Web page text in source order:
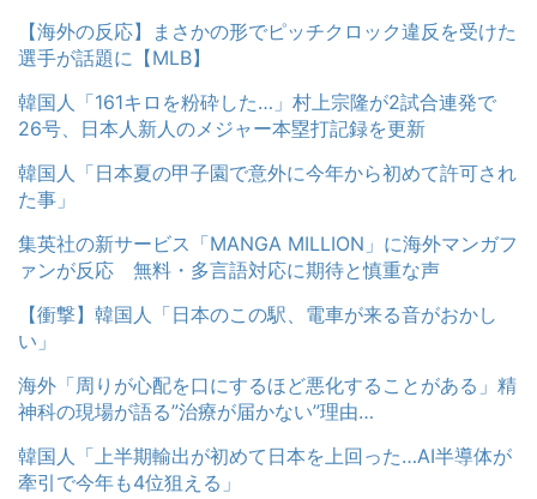
【海外の反応】まさかの形でピッチクロック違反を受けた
選手が話題に【MLB】
韓国人「161キロを粉砕した…」村上宗隆が2試合連発で
26号、日本人新人のメジャー本塁打記録を更新
韓国人「日本夏の甲子園で意外に今年から初めて許可され
た事」
集英社の新サービス「MANGA MILLION」に海外マンガフ
ァンが反応 無料・多言語対応に期待と慎重な声
【衝撃】韓国人「日本のこの駅、電車が来る音がおかし
い」
海外「周りが心配を口にするほど悪化することがある」精
神科の現場が語る”治療が届かない”理由…
韓国人「上半期輸出が初めて日本を上回った…AI半導体が
牽引で今年も4位狙える」